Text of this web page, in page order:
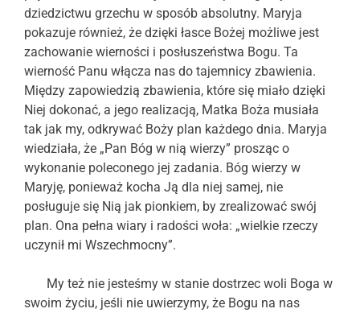
dziedzictwu grzechu w sposób absolutny. Maryja
pokazuje również, że dzięki łasce Bożej możliwe jest
zachowanie wierności i posłuszeństwa Bogu. Ta
wierność Panu włącza nas do tajemnicy zbawienia.
Między zapowiedzią zbawienia, które się miało dzięki
Niej dokonać, a jego realizacją, Matka Boża musiała
tak jak my, odkrywać Boży plan każdego dnia. Maryja
wiedziała, że „Pan Bóg w nią wierzy” prosząc o
wykonanie poleconego jej zadania. Bóg wierzy w
Maryję, ponieważ kocha Ją dla niej samej, nie
posługuje się Nią jak pionkiem, by zrealizować swój
plan. Ona pełna wiary i radości woła: „wielkie rzeczy
uczynił mi Wszechmocny”.
My też nie jesteśmy w stanie dostrzec woli Boga w
swoim życiu, jeśli nie uwierzymy, że Bogu na nas